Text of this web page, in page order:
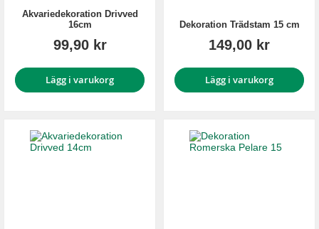
Akvariedekoration Drivved
16cm
99,90 kr
Lägg i varukorg
Dekoration Trädstam 15 cm
149,00 kr
Lägg i varukorg